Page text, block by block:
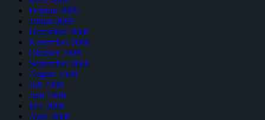
Februar 2009
Januar 2009
Dezember 2008
November 2008
Oktober 2008
September 2008
August 2008
Juli 2008
Juni 2008
Mai 2008
April 2008